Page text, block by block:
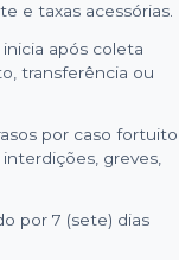
e taxas acessórias.
após coleta
transferência ou
por caso fortuito
greves,
por 7 (sete) dias